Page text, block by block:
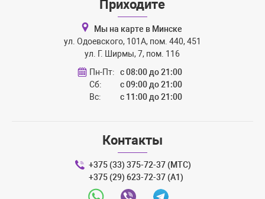
Приходите
Мы на карте в Минске
ул. Одоевского, 101А, пом. 440, 451
ул. Г. Ширмы, 7, пом. 116
Пн-Пт:
с 08:00 до 21:00
Сб:
с 09:00 до 21:00
Вс:
с 11:00 до 21:00
Контакты
+375 (33) 375-72-37 (МТС)
+375 (29) 623-72-37 (A1)
WhatsappViber Telegram